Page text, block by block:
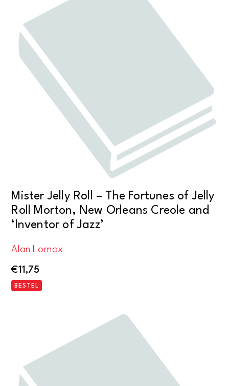
Mister Jelly Roll – The Fortunes of Jelly
Roll Morton, New Orleans Creole and
‘Inventor of Jazz’
Alan Lomax
€11,75
BESTEL